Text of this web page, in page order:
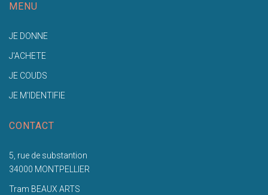
MENU
JE DONNE
J'ACHETE
JE COUDS
JE M'IDENTIFIE
CONTACT
5, rue de substantion
34000 MONTPELLIER
Tram BEAUX ARTS